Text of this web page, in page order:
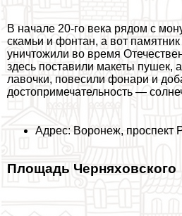
В начале 20-го века рядом с
скамьи и фонтан, а вот
уничтожили во время
здесь поставили макеты пушек,
лавочки, повесили фонари и
достопримечательность —
Адрес: Воронеж, проспект
Площадь Черняховского